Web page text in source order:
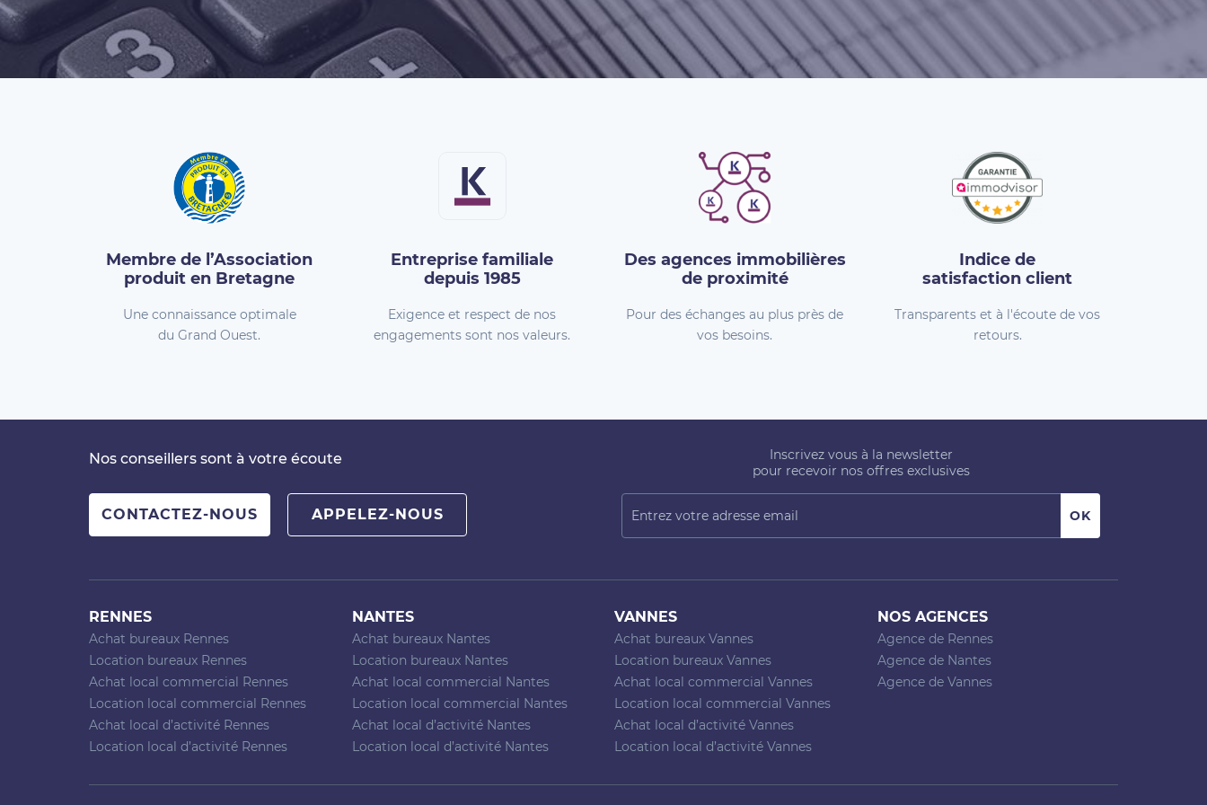
Membre de l’Association
produit en Bretagne
Une connaissance optimale
du Grand Ouest.
Entreprise familiale
depuis 1985
Exigence et respect de nos
engagements sont nos valeurs.
Des agences immobilières
de proximité
Pour des échanges au plus près de
vos besoins.
Indice de
satisfaction client
Transparents et à l'écoute de vos
retours.
Nos conseillers sont à votre écoute
CONTACTEZ-NOUS APPELEZ-NOUS
Inscrivez vous à la newsletter
pour recevoir nos offres exclusives
RENNES
Achat bureaux Rennes
Location bureaux Rennes
Achat local commercial Rennes
Location local commercial Rennes
Achat local d’activité Rennes
Location local d’activité Rennes
NANTES
Achat bureaux Nantes
Location bureaux Nantes
Achat local commercial Nantes
Location local commercial Nantes
Achat local d’activité Nantes
Location local d’activité Nantes
VANNES
Achat bureaux Vannes
Location bureaux Vannes
Achat local commercial Vannes
Location local commercial Vannes
Achat local d’activité Vannes
Location local d’activité Vannes
NOS AGENCES
Agence de Rennes
Agence de Nantes
Agence de Vannes